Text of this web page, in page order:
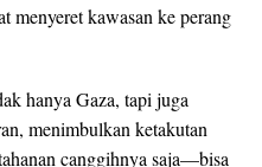
menyeret kawasan ke perang
hanya Gaza, tapi juga
menimbulkan ketakutan
canggihnya saja—bisa